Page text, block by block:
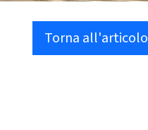
Torna all'articolo